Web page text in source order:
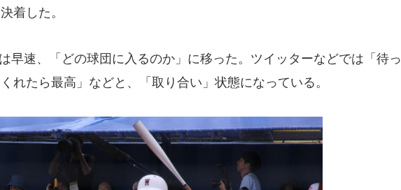
着した。
早速、「どの球団に入るのか」に移った。ツイッターなどでは「待っ
れたら最高」などと、「取り合い」状態になっている。